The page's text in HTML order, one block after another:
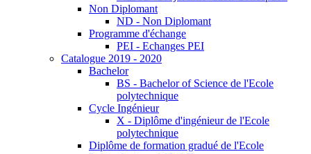
Non Diplomant
ND - Non Diplomant
Programme d'échange
PEI - Echanges PEI
Catalogue 2019 - 2020
Bachelor
BS - Bachelor of Science de l'Ecole
polytechnique
Cycle Ingénieur
X - Diplôme d'ingénieur de l'Ecole
polytechnique
Diplôme de formation gradué de l'Ecole